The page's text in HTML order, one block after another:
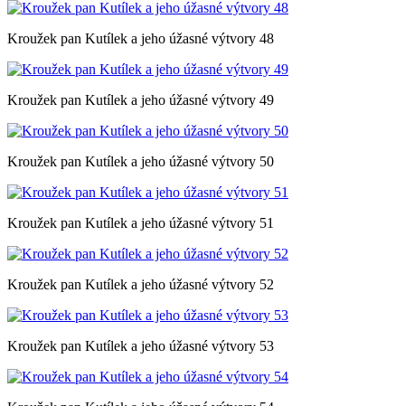
Kroužek pan Kutílek a jeho úžasné výtvory 48
Kroužek pan Kutílek a jeho úžasné výtvory 49
Kroužek pan Kutílek a jeho úžasné výtvory 50
Kroužek pan Kutílek a jeho úžasné výtvory 51
Kroužek pan Kutílek a jeho úžasné výtvory 52
Kroužek pan Kutílek a jeho úžasné výtvory 53